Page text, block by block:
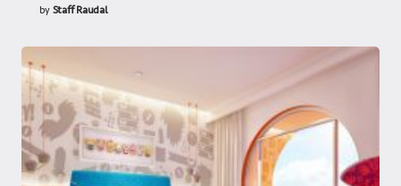
byStaff Raudal